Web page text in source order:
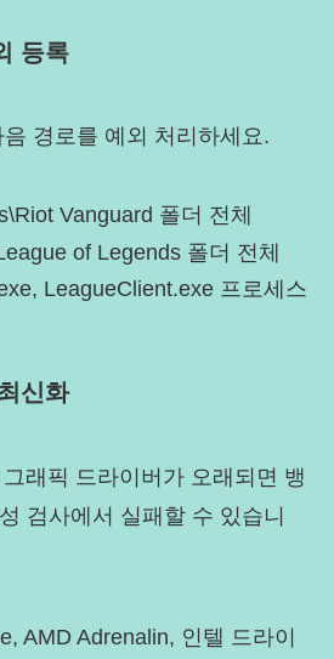
등록
경로를 예외 처리하세요.
Vanguard 폴더 전체
of Legends 폴더 전체
LeagueClient.exe 프로세스
신화
래픽 드라이버가 오래되면 뱅
검사에서 실패할 수 있습니
AMD Adrenalin, 인텔 드라이